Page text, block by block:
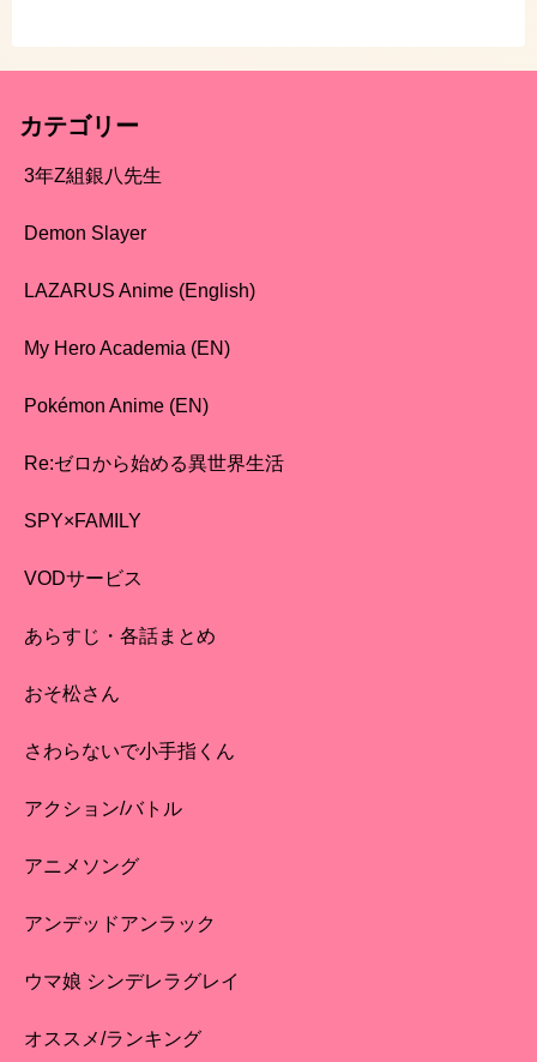
カテゴリー
3年Z組銀八先生
Demon Slayer
LAZARUS Anime (English)
My Hero Academia (EN)
Pokémon Anime (EN)
Re:ゼロから始める異世界生活
SPY×FAMILY
VODサービス
あらすじ・各話まとめ
おそ松さん
さわらないで小手指くん
アクション/バトル
アニメソング
アンデッドアンラック
ウマ娘 シンデレラグレイ
オススメ/ランキング